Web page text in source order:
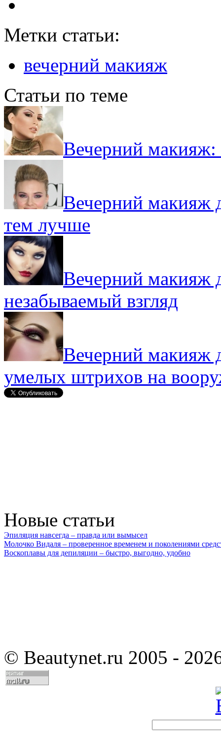
Метки статьи:
вечерний макияж
Статьи по теме
Вечерний макияж:
Вечерний макияж
тем лучше
Вечерний макияж
незабываемый взгляд
Вечерний макияж
умелых штрихов на
Новые статьи
Эпиляция навсегда – правда или вымысел
Молочко Видаля – проверенное временем и поколениями
Воскоплавы для депиляции – быстро, выгодно, удобно
© Beautynet.ru 2005 -